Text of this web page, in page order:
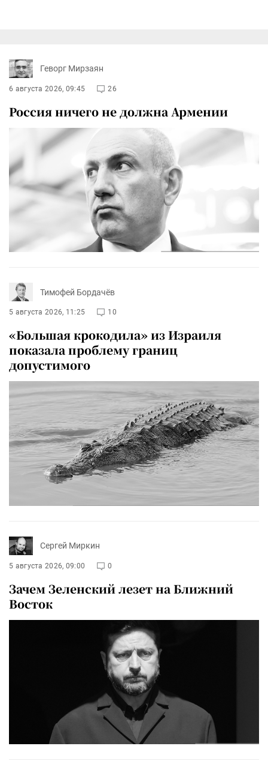
Геворг Мирзаян
6 августа 2026, 09:45 26
Россия ничего не должна Армении
Тимофей Бордачёв
5 августа 2026, 11:25 10
«Большая крокодила» из Израиля
показала проблему границ
допустимого
Сергей Миркин
5 августа 2026, 09:00 0
Зачем Зеленский лезет на Ближний
Восток